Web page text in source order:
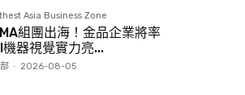
Asia Business Zone
組團出海！金品企業將率
機器視覺實力亮...
- 2026-08-05